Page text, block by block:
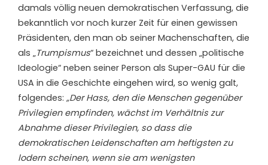
damals völlig neuen demokratischen Verfassung, die
bekanntlich vor noch kurzer Zeit für einen gewissen
Präsidenten, den man ob seiner Machenschaften, die
als „Trumpismus“ bezeichnet und dessen „politische
Ideologie“ neben seiner Person als Super-GAU für die
USA in die Geschichte eingehen wird, so wenig galt,
folgendes: „Der Hass, den die Menschen gegenüber
Privilegien empfinden, wächst im Verhältnis zur
Abnahme dieser Privilegien, so dass die
demokratischen Leidenschaften am heftigsten zu
lodern scheinen, wenn sie am wenigsten